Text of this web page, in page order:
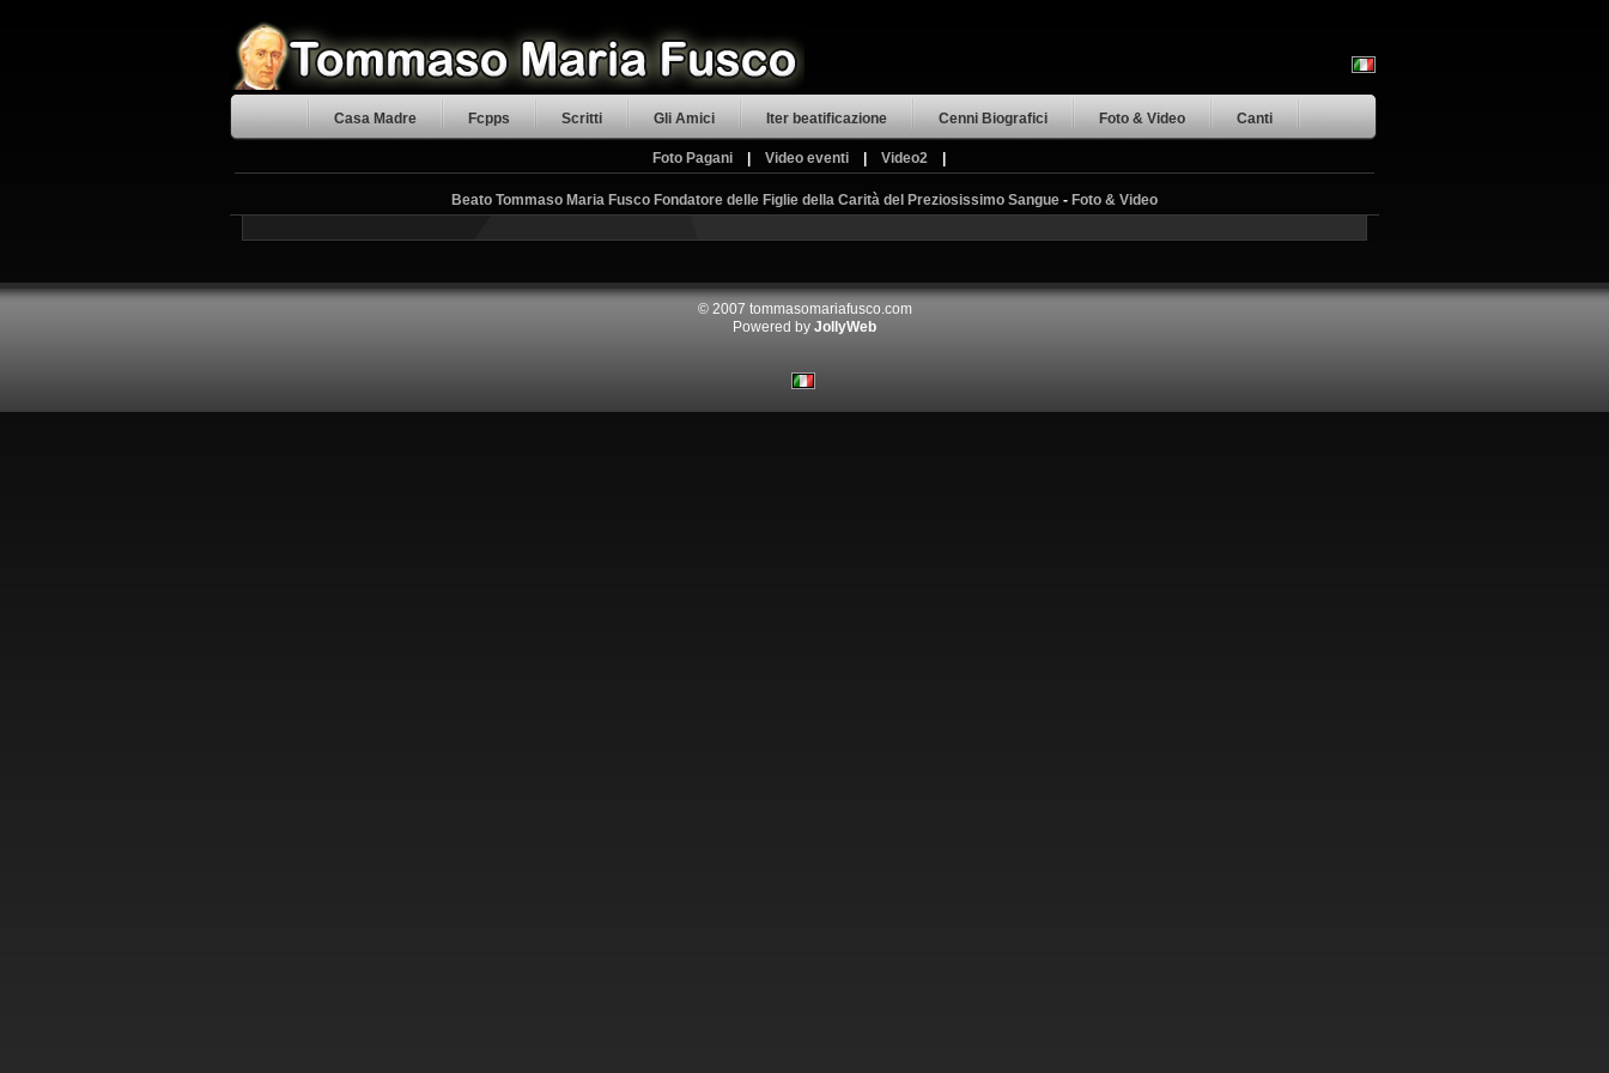
Casa Madre Fcpps Scritti Gli Amici Iter beatificazione Cenni Biografici Foto & Video Canti
Foto Pagani Video eventi Video2
Beato Tommaso Maria Fusco Fondatore delle Figlie della Carità del Preziosissimo Sangue - Foto & Video
© 2007 tommasomariafusco.com
Powered by JollyWeb